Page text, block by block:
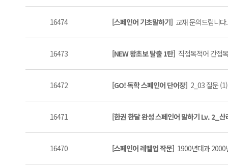
16474 [스페인어 기초말하기] 교재 문의드립니다
16473 [NEW 왕초보 탈출 1탄] 직접목적어 간접
16472 [GO! 독학 스페인어 단어장] 2_03 질문 (1)
16471 [한권 한달 완성 스페인어 말하기 Lv. 2_
16470 [스페인어 레벨업 작문] 1900년대과 2000